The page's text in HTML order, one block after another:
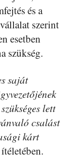
és a
szerint
esetben
szükség.
saját
lett
csalást
kárt